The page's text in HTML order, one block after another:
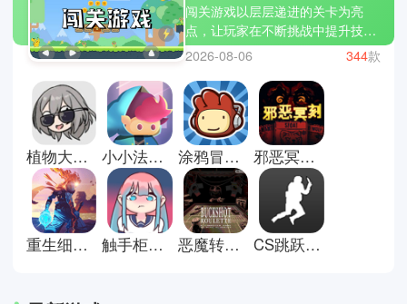
闯关游戏以层层递进的关卡为亮
点，让玩家在不断挑战中提升技
巧。每一关都有不同的设计与难
度，需要灵活应对。成功通关带来
的成就感，使人愿意不断尝试。操
作简单却富有变化，适合利用碎片
时间体验，是许多人日常放松的选
择。这里有些闯关游戏推荐；植物
大战僵尸2，音跃球球和玩具爆
破。
2026-08-06 344款
植物大战僵尸星铁版 小小法师小游戏 涂鸦冒险家安卓版 邪恶冥刻手机版
重生细胞官方正版 触手柜子2中文版 恶魔转盘正版 CS跳跃模拟器正版